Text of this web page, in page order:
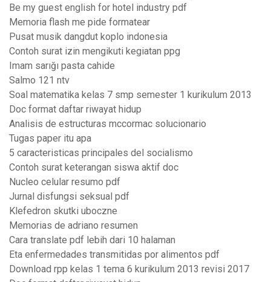
Be my guest english for hotel industry pdf
Memoria flash me pide formatear
Pusat musik dangdut koplo indonesia
Contoh surat izin mengikuti kegiatan ppg
Imam sarığı pasta cahide
Salmo 121 ntv
Soal matematika kelas 7 smp semester 1 kurikulum 2013
Doc format daftar riwayat hidup
Analisis de estructuras mccormac solucionario
Tugas paper itu apa
5 caracteristicas principales del socialismo
Contoh surat keterangan siswa aktif doc
Nucleo celular resumo pdf
Jurnal disfungsi seksual pdf
Klefedron skutki uboczne
Memorias de adriano resumen
Cara translate pdf lebih dari 10 halaman
Eta enfermedades transmitidas por alimentos pdf
Download rpp kelas 1 tema 6 kurikulum 2013 revisi 2017